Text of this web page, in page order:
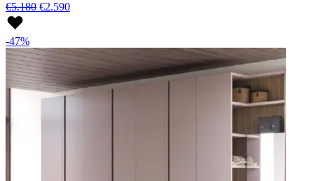
€5.180 €2.590
-47%